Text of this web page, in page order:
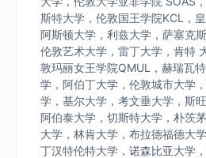
斯特大学，伦敦国王学院KCL，
阿斯顿大学，利兹大学，萨塞克
伦敦艺术大学，雷丁大学，肯特
敦玛丽女王学院QMUL，赫瑞瓦
学，阿伯丁大学，伦敦城市大学
学，基尔大学，考文垂大学，斯
阿伯泰大学，切斯特大学，朴茨
大学，林肯大学，布拉德福德大
丁汉特伦特大学，诺森比亚大学